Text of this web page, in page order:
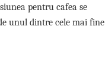
pentru cafea se
unul dintre cele mai fine